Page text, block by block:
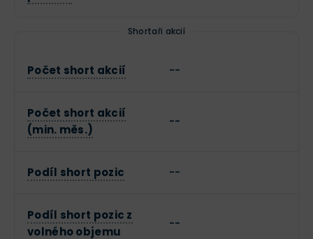
Shortaři akcií
Počet short akcií --
Počet short akcií
(min. měs.)
--
Podíl short pozic --
Podíl short pozic z
volného objemu
--